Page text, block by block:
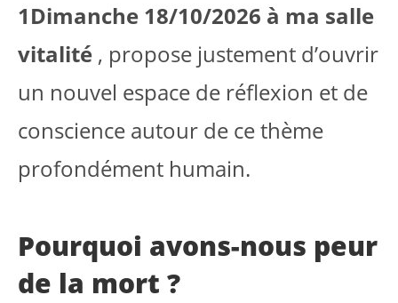
1Dimanche 18/10/2026 à ma salle
vitalité , propose justement d’ouvrir
un nouvel espace de réflexion et de
conscience autour de ce thème
profondément humain.
Pourquoi avons-nous peur
de la mort ?